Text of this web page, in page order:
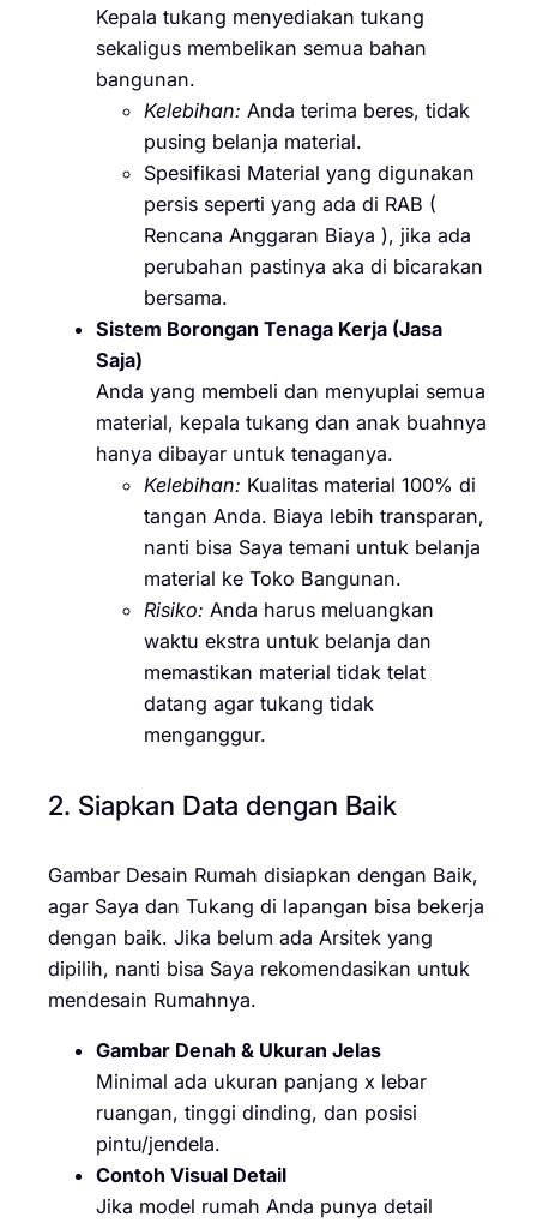
Kepala tukang menyediakan tukang
sekaligus membelikan semua bahan
bangunan.
Kelebihan: Anda terima beres, tidak
pusing belanja material.
Spesifikasi Material yang digunakan
persis seperti yang ada di RAB (
Rencana Anggaran Biaya ), jika ada
perubahan pastinya aka di bicarakan
bersama.
Sistem Borongan Tenaga Kerja (Jasa
Saja)
Anda yang membeli dan menyuplai semua
material, kepala tukang dan anak buahnya
hanya dibayar untuk tenaganya.
Kelebihan: Kualitas material 100% di
tangan Anda. Biaya lebih transparan,
nanti bisa Saya temani untuk belanja
material ke Toko Bangunan.
Risiko: Anda harus meluangkan
waktu ekstra untuk belanja dan
memastikan material tidak telat
datang agar tukang tidak
menganggur.
2. Siapkan Data dengan Baik
Gambar Desain Rumah disiapkan dengan Baik,
agar Saya dan Tukang di lapangan bisa bekerja
dengan baik. Jika belum ada Arsitek yang
dipilih, nanti bisa Saya rekomendasikan untuk
mendesain Rumahnya.
Gambar Denah & Ukuran Jelas
Minimal ada ukuran panjang x lebar
ruangan, tinggi dinding, dan posisi
pintu/jendela.
Contoh Visual Detail
Jika model rumah Anda punya detail